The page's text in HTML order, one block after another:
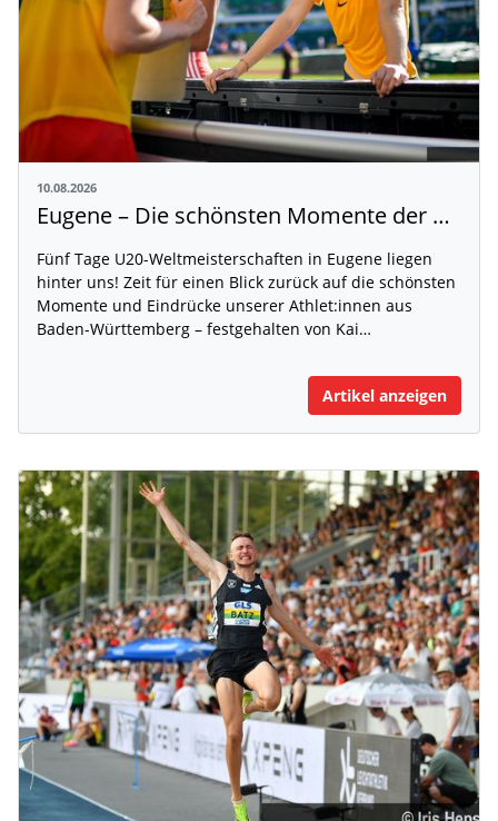
10.08.2026
Eugene – Die schönsten Momente der U20-WM
Fünf Tage U20-Weltmeisterschaften in Eugene liegen
hinter uns! Zeit für einen Blick zurück auf die schönsten
Momente und Eindrücke unserer Athlet:innen aus
Baden-Württemberg – festgehalten von Kai…
Artikel anzeigen